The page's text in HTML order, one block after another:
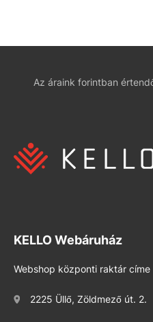
Az áraink forintban
KELLO Webáruház
Webshop központi raktár címe
2225 Üllő, Zöldmező út. 2.